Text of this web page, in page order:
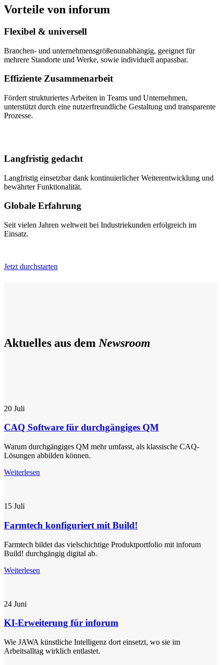
Vorteile von inforum
Flexibel & universell
Branchen- und unternehmensgrößenunabhängig, geeignet für
mehrere Standorte und Werke, sowie individuell anpassbar.
Effiziente Zusammenarbeit
Fördert strukturiertes Arbeiten in Teams und Unternehmen,
unterstützt durch eine nutzerfreundliche Gestaltung und transparente
Prozesse.
Langfristig gedacht
Langfristig einsetzbar dank kontinuierlicher Weiterentwicklung und
bewährter Funktionalität.
Globale Erfahrung
Seit vielen Jahren weltweit bei Industriekunden erfolgreich im
Einsatz.
Jetzt durchstarten
Aktuelles aus dem Newsroom
20 Juli
CAQ Software für durchgängiges QM
Warum durchgängiges QM mehr umfasst, als klassische CAQ-
Lösungen abbilden können.
Weiterlesen
15 Juli
Farmtech konfiguriert mit Build!
Farmtech bildet das vielschichtige Produktportfolio mit inforum
Build! durchgängig digital ab.
Weiterlesen
24 Juni
KI-Erweiterung für inforum
Wie JAWA künstliche Intelligenz dort einsetzt, wo sie im
Arbeitsalltag wirklich entlastet.